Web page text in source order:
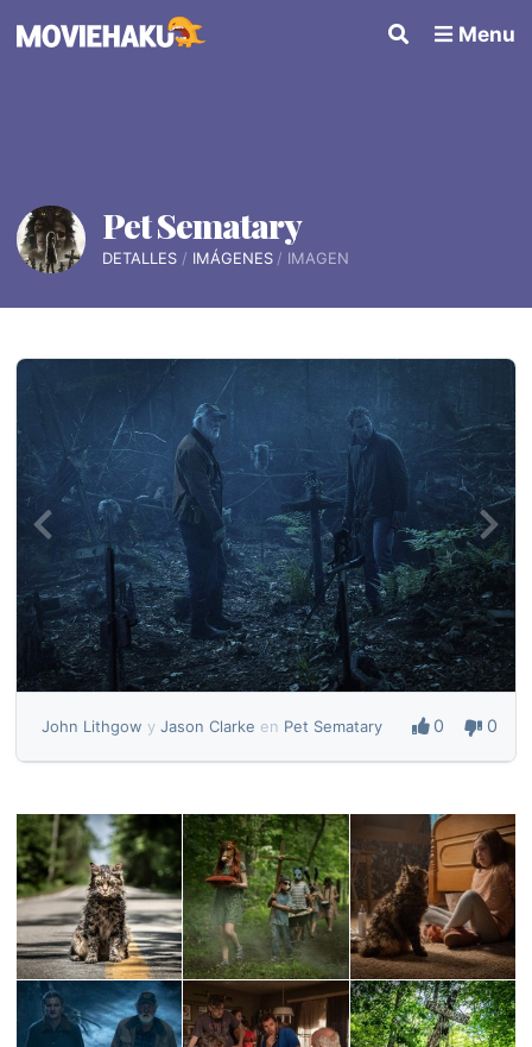
Menu
Pet Sematary
DETALLES IMÁGENES IMAGEN
John Lithgow y Jason Clarke en Pet Sematary 0 0